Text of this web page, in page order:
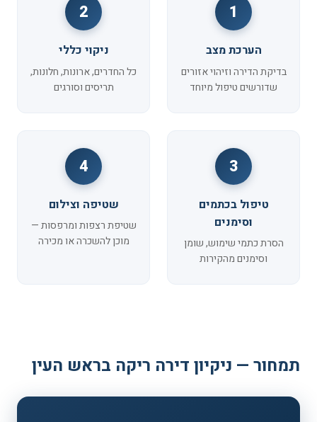
1
הערכת מצב
בדיקת הדירה וזיהוי אזורים
שדורשים טיפול מיוחד
2
ניקוי כללי
כל החדרים, ארונות, חלונות,
תריסים וסורגים
3
טיפול בכתמים
וסימנים
הסרת כתמי שימוש, שומן
וסימנים מהקירות
4
שטיפה וצילום
שטיפת רצפות ומרפסות —
מוכן להשכרה או מכירה
תמחור — ניקיון דירה ריקה בראש העין